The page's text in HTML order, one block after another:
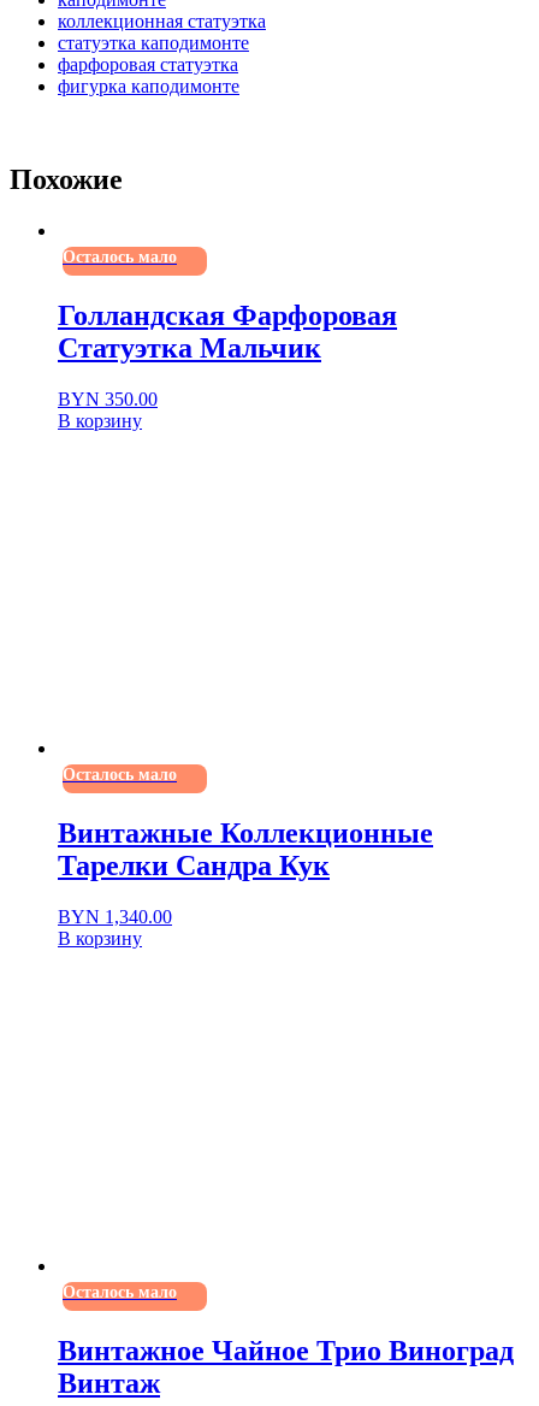
коллекционная статуэтка
статуэтка каподимонте
фарфоровая статуэтка
фигурка каподимонте
Похожие
Осталось мало
Голландская Фарфоровая
Статуэтка Мальчик
BYN 350.00
В корзину
Осталось мало
Винтажные Коллекционные
Тарелки Сандра Кук
BYN 1,340.00
В корзину
Осталось мало
Винтажное Чайное Трио Виноград
Винтаж